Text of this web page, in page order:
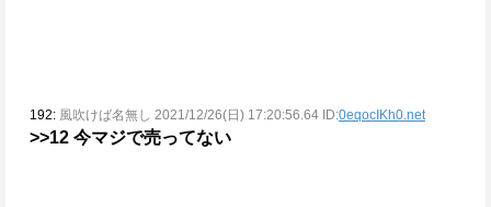
192: 風吹けば名無し 2021/12/26(日) 17:20:56.64 ID:0eqocIKh0.net
>>12 今マジで売ってない